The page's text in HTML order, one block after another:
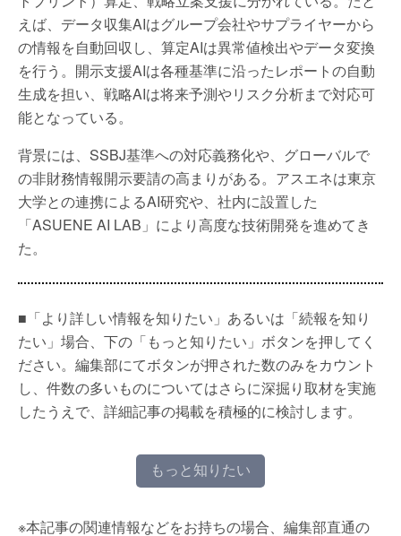
えば、データ収集AIはグループ会社やサプライヤーから
の情報を自動回収し、算定AIは異常値検出やデータ変換
を行う。開示支援AIは各種基準に沿ったレポートの自動
生成を担い、戦略AIは将来予測やリスク分析まで対応可
能となっている。
背景には、SSBJ基準への対応義務化や、グローバルで
の非財務情報開示要請の高まりがある。アスエネは東京
大学との連携によるAI研究や、社内に設置した
「ASUENE AI LAB」により高度な技術開発を進めてき
た。
■「より詳しい情報を知りたい」あるいは「続報を知り
たい」場合、下の「もっと知りたい」ボタンを押してく
ださい。編集部にてボタンが押された数のみをカウント
し、件数の多いものについてはさらに深掘り取材を実施
したうえで、詳細記事の掲載を積極的に検討します。
もっと知りたい
※本記事の関連情報などをお持ちの場合、編集部直通の